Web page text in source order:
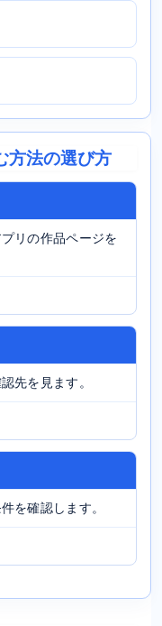
方法の選び方
リの作品ページを
先を見ます。
を確認します。